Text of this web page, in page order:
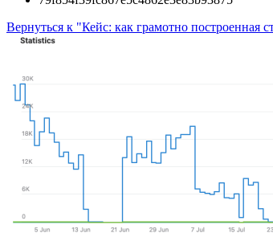
Вернуться к "Кейс: как грамотно построенная